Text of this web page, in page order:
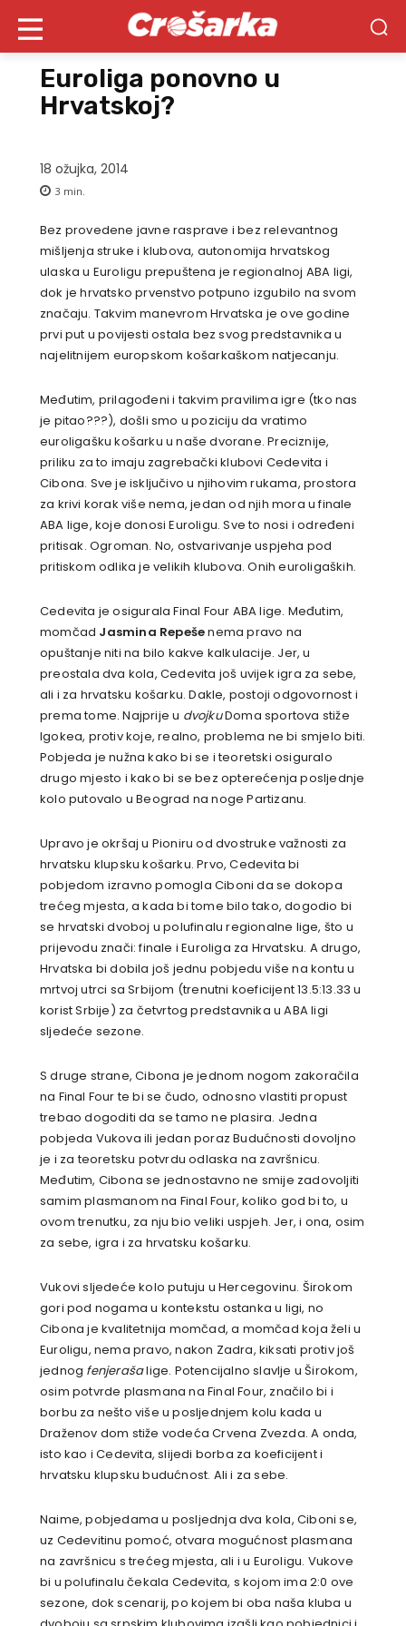
Euroliga ponovno u
Hrvatskoj?
18 ožujka, 2014
3 min.
Bez provedene javne rasprave i bez relevantnog
mišljenja struke i klubova, autonomija hrvatskog
ulaska u Euroligu prepuštena je regionalnoj ABA ligi,
dok je hrvatsko prvenstvo potpuno izgubilo na svom
značaju. Takvim manevrom Hrvatska je ove godine
prvi put u povijesti ostala bez svog predstavnika u
najelitnijem europskom košarkaškom natjecanju.
Međutim, prilagođeni i takvim pravilima igre (tko nas
je pitao???), došli smo u poziciju da vratimo
euroligašku košarku u naše dvorane. Preciznije,
priliku za to imaju zagrebački klubovi Cedevita i
Cibona. Sve je isključivo u njihovim rukama, prostora
za krivi korak više nema, jedan od njih mora u finale
ABA lige, koje donosi Euroligu. Sve to nosi i određeni
pritisak. Ogroman. No, ostvarivanje uspjeha pod
pritiskom odlika je velikih klubova. Onih euroligaških.
Cedevita je osigurala Final Four ABA lige. Međutim,
momčad Jasmina Repešenema pravo na
opuštanje niti na bilo kakve kalkulacije. Jer, u
preostala dva kola, Cedevita još uvijek igra za sebe,
ali i za hrvatsku košarku. Dakle, postoji odgovornost i
prema tome. Najprije u dvojkuDoma sportova stiže
Igokea, protiv koje, realno, problema ne bi smjelo biti.
Pobjeda je nužna kako bi se i teoretski osiguralo
drugo mjesto i kako bi se bez opterećenja posljednje
kolo putovalo u Beograd na noge Partizanu.
Upravo je okršaj u Pioniru od dvostruke važnosti za
hrvatsku klupsku košarku. Prvo, Cedevita bi
pobjedom izravno pomogla Ciboni da se dokopa
trećeg mjesta, a kada bi tome bilo tako, dogodio bi
se hrvatski dvoboj u polufinalu regionalne lige, što u
prijevodu znači: finale i Euroliga za Hrvatsku. A drugo,
Hrvatska bi dobila još jednu pobjedu više na kontu u
mrtvoj utrci sa Srbijom (trenutni koeficijent 13.5:13.33 u
korist Srbije) za četvrtog predstavnika u ABA ligi
sljedeće sezone.
S druge strane, Cibona je jednom nogom zakoračila
na Final Four te bi se čudo, odnosno vlastiti propust
trebao dogoditi da se tamo ne plasira. Jedna
pobjeda Vukova ili jedan poraz Budućnosti dovoljno
je i za teoretsku potvrdu odlaska na završnicu.
Međutim, Cibona se jednostavno ne smije zadovoljiti
samim plasmanom na Final Four, koliko god bi to, u
ovom trenutku, za nju bio veliki uspjeh. Jer, i ona, osim
za sebe, igra i za hrvatsku košarku.
Vukovi sljedeće kolo putuju u Hercegovinu. Širokom
gori pod nogama u kontekstu ostanka u ligi, no
Cibona je kvalitetnija momčad, a momčad koja želi u
Euroligu, nema pravo, nakon Zadra, kiksati protiv još
jednog fenjerašalige. Potencijalno slavlje u Širokom,
osim potvrde plasmana na Final Four, značilo bi i
borbu za nešto više u posljednjem kolu kada u
Draženov dom stiže vodeća Crvena Zvezda. A onda,
isto kao i Cedevita, slijedi borba za koeficijent i
hrvatsku klupsku budućnost. Ali i za sebe.
Naime, pobjedama u posljednja dva kola, Ciboni se,
uz Cedevitinu pomoć, otvara mogućnost plasmana
na završnicu s trećeg mjesta, ali i u Euroligu. Vukove
bi u polufinalu čekala Cedevita, s kojom ima 2:0 ove
sezone, dok scenarij, po kojem bi oba naša kluba u